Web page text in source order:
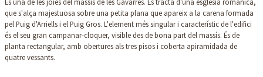
És una de les joies del massís de les Gavarres. Es tracta d'una església romànica,
que s'alça majestuosa sobre una petita plana que apareix a la carena formada
pel Puig d'Arriells i el Puig Gros. L'element més singular i característic de l'edifici
és el seu gran campanar-cloquer, visible des de bona part del massís. És de
planta rectangular, amb obertures als tres pisos i coberta apiramidada de
quatre vessants.